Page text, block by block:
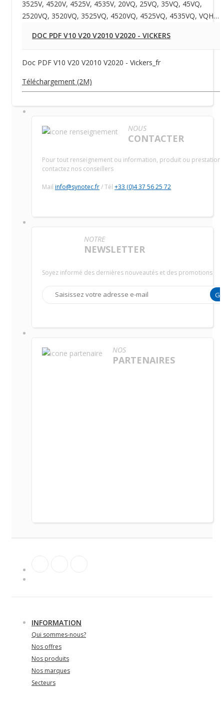
3525V, 4520V, 4525V, 4535V, 20VQ, 25VQ, 35VQ, 45VQ,
2520VQ, 3520VQ, 3525VQ, 4520VQ, 4525VQ, 4535VQ, VQH…
DOC PDF V10 V20 V2010 V2020 - VICKERS
Doc PDF V10 V20 V2010 V2020 - Vickers_fr
Téléchargement (2M)
NOUS
CONTACTER
Pour tout renseignement ou information, produit ou prestation,
contactez nos conseillers
Mail info@synotec.fr/ Tél +33 (0)4 37 56 25 72
NOTRE
NEWSLETTER
Soyez informé des dernières nouveautés et des promotions
NOS
PARTENAIRES
INFORMATION
Qui sommes-nous?
Nos offres
Nos produits
Nos marques
Secteurs